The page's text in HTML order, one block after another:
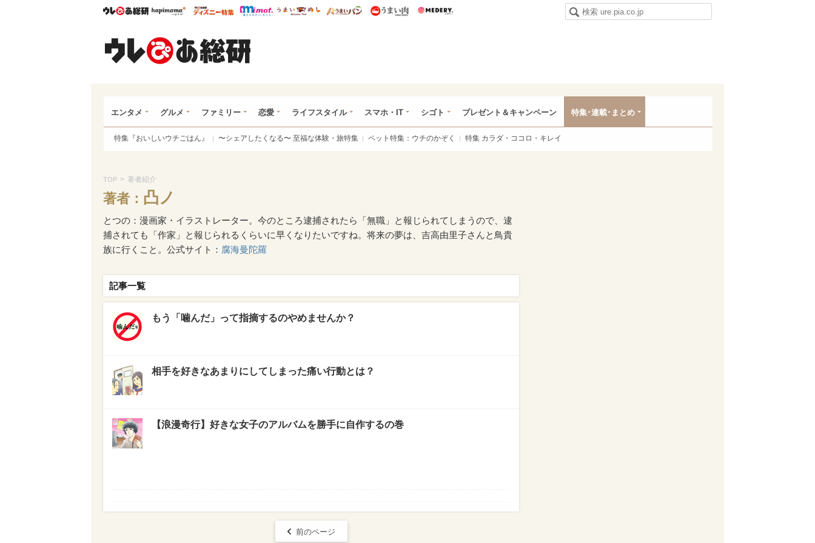
ウレぴあ総研ハピママ* ウレぴあ総研 ディズニー特集
mimot. うまいめし うまいパン うまい肉
エンタメ グルメ ファミリー 恋愛 ライフスタイル スマホ・IT シゴト プレゼント＆キャンペーン 特集･連載･まとめ
特集『おいしいウチごはん』 〜シェアしたくなる〜 至福な体験・旅特集 ペット特集：ウチのかぞく 特集 カラダ・ココロ・キレイ
TOP > 著者紹介
著者： 凸ノ
とつの：漫画家・イラストレーター。今のところ逮捕されたら「無職」と報じられてしまうので、逮
捕されても「作家」と報じられるくらいに早くなりたいですね。将来の夢は、吉高由里子さんと鳥貴
族に行くこと。公式サイト： 腐海曼陀羅
記事一覧
もう「噛んだ」って指摘するのやめませんか？
相手を好きなあまりにしてしまった痛い行動とは？
【浪漫奇行】好きな女子のアルバムを勝手に自作するの巻
前のページ